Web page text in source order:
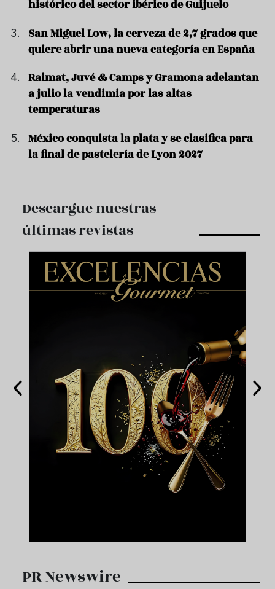
histórico del sector ibérico de Guijuelo
San Miguel Low, la cerveza de 2,7 grados que
quiere abrir una nueva categoría en España
Raimat, Juvé & Camps y Gramona adelantan
a julio la vendimia por las altas
temperaturas
México conquista la plata y se clasifica para
la final de pastelería de Lyon 2027
Descargue nuestras
últimas revistas
PR Newswire